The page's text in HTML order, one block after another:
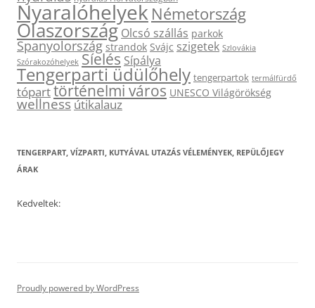
Nyaralóhelyek Németország
Olaszország Olcsó szállás parkok
Spanyolország strandok Svájc szigetek Szlovákia
Szórakozóhelyek Síelés Sípálya
Tengerparti üdülőhely tengerpartok termálfürdő
tóparttörténelmi város UNESCO Világörökség
wellnessútikalauz
TENGERPART, VÍZPARTI, KUTYÁVAL UTAZÁS VÉLEMÉNYEK, REPÜLŐJEGY
ÁRAK
Kedveltek:
Proudly powered by WordPress